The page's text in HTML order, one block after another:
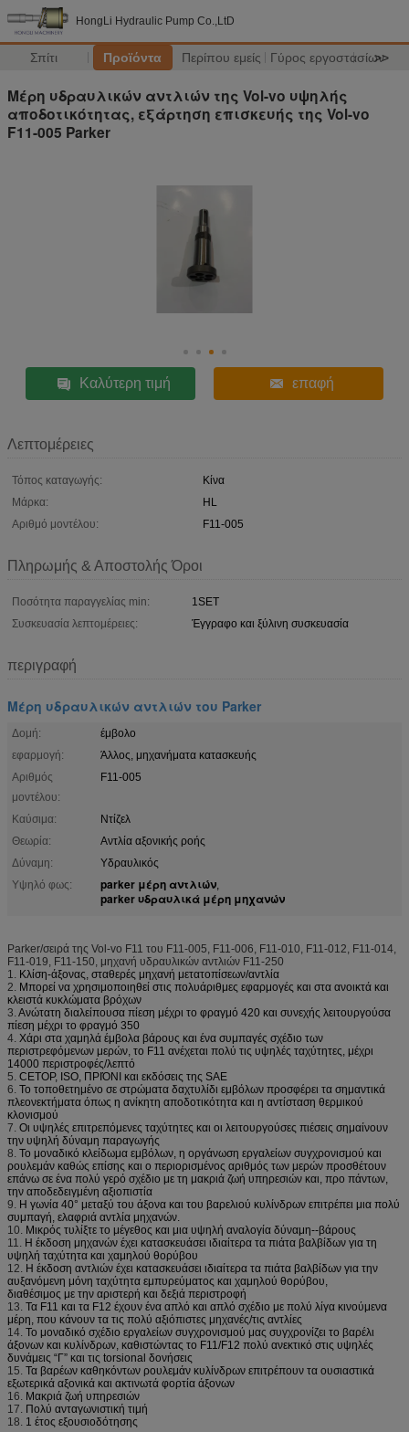
HongLi Hydraulic Pump Co.,LtD
Σπίτι Προϊόντα Περίπου εμείς Γύρος εργοστασίων
>>
Μέρη υδραυλικών αντλιών της Vol-vo υψηλής
αποδοτικότητας, εξάρτηση επισκευής της Vol-vo
F11-005 Parker
Καλύτερη τιμή επαφή
Λεπτομέρειες
Τόπος καταγωγής:
Κίνα
Μάρκα:
HL
Αριθμό μοντέλου:
F11-005
Πληρωμής & Αποστολής Όροι
Ποσότητα παραγγελίας min:
1SET
Συσκευασία λεπτομέρειες:
Έγγραφο και ξύλινη συσκευασία
περιγραφή
Μέρη υδραυλικών αντλιών του Parker
Δομή:
έμβολο
εφαρμογή:
Άλλος, μηχανήματα κατασκευής
Αριθμός
μοντέλου:
F11-005
Καύσιμα:
Ντίζελ
Θεωρία:
Αντλία αξονικής ροής
Δύναμη:
Υδραυλικός
Υψηλό φως:
parker μέρη αντλιών,
parker υδραυλικά μέρη μηχανών
Parker/σειρά της Vol-vo F11 του F11-005, F11-006, F11-010, F11-012, F11-014,
F11-019, F11-150, μηχανή υδραυλικών αντλιών F11-250
1. Κλίση-άξονας, σταθερές μηχανή μετατοπίσεων/αντλία
2. Μπορεί να χρησιμοποιηθεί στις πολυάριθμες εφαρμογές και στα ανοικτά και
κλειστά κυκλώματα βρόχων
3.Ανώτατη διαλείπουσα πίεση μέχρι το φραγμό 420 και συνεχής λειτουργούσα
πίεση μέχρι το φραγμό 350
4. Χάρι στα χαμηλά έμβολα βάρους και ένα συμπαγές σχέδιο των
περιστρεφόμενων μερών, το F11 ανέχεται πολύ τις υψηλές ταχύτητες, μέχρι
14000 περιστροφές/λεπτό
5. CETOP, ISO, ΠΡΙΌΝΙ και εκδόσεις της SAE
6. Το τοποθετημένο σε στρώματα δαχτυλίδι εμβόλων προσφέρει τα σημαντικά
πλεονεκτήματα όπως η ανίκητη αποδοτικότητα και η αντίσταση θερμικού
κλονισμού
7. Οι υψηλές επιτρεπόμενες ταχύτητες και οι λειτουργούσες πιέσεις σημαίνουν
την υψηλή δύναμη παραγωγής
8. Το μοναδικό κλείδωμα εμβόλων, η οργάνωση εργαλείων συγχρονισμού και
ρουλεμάν καθώς επίσης και ο περιορισμένος αριθμός των μερών προσθέτουν
επάνω σε ένα πολύ γερό σχέδιο με τη μακριά ζωή υπηρεσιών και, προ πάντων,
την αποδεδειγμένη αξιοπιστία
9. Η γωνία 40° μεταξύ του άξονα και του βαρελιού κυλίνδρων επιτρέπει μια πολύ
συμπαγή, ελαφριά αντλία μηχανών.
10. Μικρός τυλίξτε το μέγεθος και μια υψηλή αναλογία δύναμη--βάρους
11. Η έκδοση μηχανών έχει κατασκευάσει ιδιαίτερα τα πιάτα βαλβίδων για τη
υψηλή ταχύτητα και χαμηλού θορύβου
12. Η έκδοση αντλιών έχει κατασκευάσει ιδιαίτερα τα πιάτα βαλβίδων για την
αυξανόμενη μόνη ταχύτητα εμπυρεύματος και χαμηλού θορύβου,
διαθέσιμος με την αριστερή και δεξιά περιστροφή
13. Τα F11 και τα F12 έχουν ένα απλό και απλό σχέδιο με πολύ λίγα κινούμενα
μέρη, που κάνουν τα τις πολύ αξιόπιστες μηχανές/τις αντλίες
14. Το μοναδικό σχέδιο εργαλείων συγχρονισμού μας συγχρονίζει το βαρέλι
άξονων και κυλίνδρων, καθιστώντας το F11/F12 πολύ ανεκτικό στις υψηλές
δυνάμεις “Γ” και τις torsional δονήσεις
15. Τα βαρέων καθηκόντων ρουλεμάν κυλίνδρων επιτρέπουν τα ουσιαστικά
εξωτερικά αξονικά και ακτινωτά φορτία άξονων
16. Μακριά ζωή υπηρεσιών
17. Πολύ ανταγωνιστική τιμή
18. 1 έτος εξουσιοδότησης